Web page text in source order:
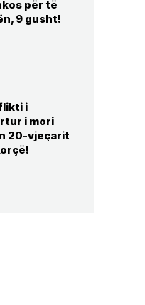
për të
9 gusht!
i
i mori
20-vjeçarit